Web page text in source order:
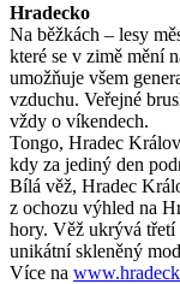
Hradecko
Na běžkách – lesy
které se v zimě mění
umožňuje všem
vzduchu. Veřejné
vždy o víkendech.
Tongo, Hradec
kdy za jediný den
Bílá věž, Hradec
z ochozu výhled na
hory. Věž ukrývá třetí
unikátní skleněný
Více na